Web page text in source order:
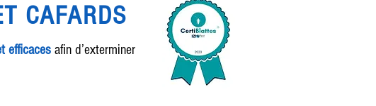
efficaces afin d’exterminer
CAFARDS